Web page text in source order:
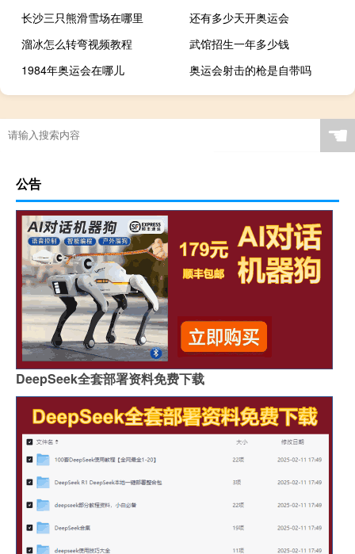
长沙三只熊滑雪场在哪里
还有多少天开奥运会
溜冰怎么转弯视频教程
武馆招生一年多少钱
1984年奥运会在哪儿
奥运会射击的枪是自带吗
☚
公告
DeepSeek全套部署资料免费下载